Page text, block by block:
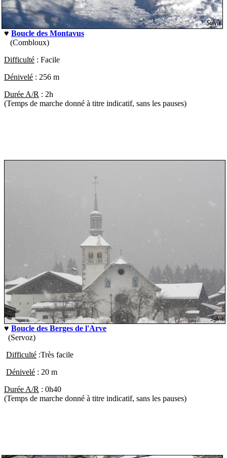
♥ Boucle des Montavus
(Combloux)
Difficulté : Facile
Dénivelé : 256 m
Durée A/R : 2h
(Temps de marche donné à titre indicatif, sans les pauses)
♥ Boucle des Berges de l'Arve
(Servoz)
Difficulté :Très facile
Dénivelé : 20 m
Durée A/R : 0h40
(Temps de marche donné à titre indicatif, sans les pauses)